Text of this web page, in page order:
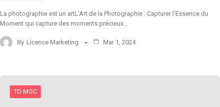
La photographie est un artL’Art de la Photographie : Capturer l’Essence du
Moment qui capture des moments précieux…
By Licence Marketing Mar 1, 2024
TD MGC